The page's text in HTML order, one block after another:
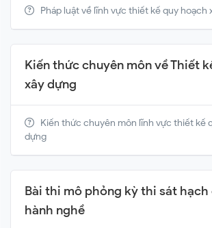
Pháp luật về lĩnh vực thiết kế quy hoạch
Kiến thức chuyên môn về Thiết
xây dựng
Kiến thức chuyên môn lĩnh vực thiết kế
dựng
Bài thi mô phỏng kỳ thi sát
hành nghề